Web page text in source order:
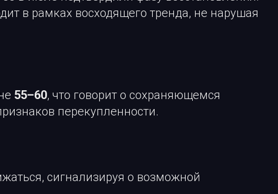
в рамках восходящего тренда, не нарушая
55–60, что говорит о сохраняющемся
перекупленности.
сигнализируя о возможной